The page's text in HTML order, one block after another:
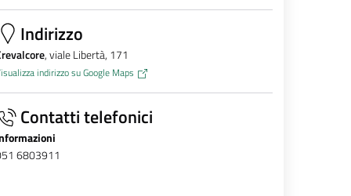
Indirizzo
, viale Libertà, 171
indirizzo su Google Maps
Contatti telefonici
6803911